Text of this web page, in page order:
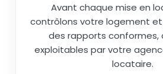
Avant chaque mise en
contrôlons votre logement
des rapports
exploitables par votre
locataire.